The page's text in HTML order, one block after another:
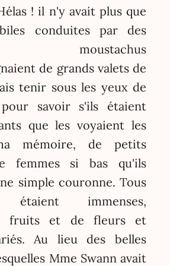
! il n'y avait plus que
conduites par des
moustachus
de grands valets de
tenir sous les yeux de
savoir s'ils étaient
que les voyaient les
mémoire, de petits
femmes si bas qu'ils
simple couronne. Tous
étaient immenses,
fruits et de fleurs et
Au lieu des belles
Mme Swann avait